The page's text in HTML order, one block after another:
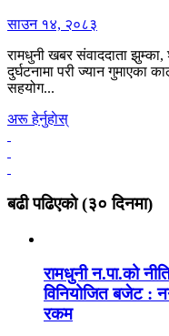
साउन १४, २०८३
रामधुनी खबर संवाददाता झुम्का,
दुर्घटनामा परी ज्यान गुमाएका
सहयोग...
अरू हेर्नुहाेस्
बढी पढिएकाे (३० दिनमा)
रामधुनी न.पा.को
विनियोजित बजेट :
रकम